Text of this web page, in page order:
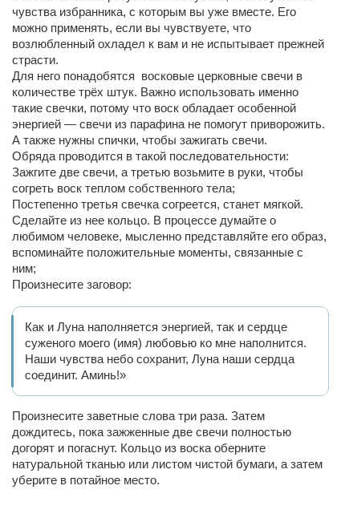
чувства избранника, с которым вы уже вместе. Его
можно применять, если вы чувствуете, что
возлюбленный охладел к вам и не испытывает прежней
страсти.
Для него понадобятся восковые церковные свечи в
количестве трёх штук. Важно использовать именно
такие свечки, потому что воск обладает особенной
энергией — свечи из парафина не помогут приворожить.
А также нужны спички, чтобы зажигать свечи.
Обряда проводится в такой последовательности:
Зажгите две свечи, а третью возьмите в руки, чтобы
согреть воск теплом собственного тела;
Постепенно третья свечка согреется, станет мягкой.
Сделайте из нее кольцо. В процессе думайте о
любимом человеке, мысленно представляйте его образ,
вспоминайте положительные моменты, связанные с
ним;
Произнесите заговор:
Как и Луна наполняется энергией, так и сердце
суженого моего (имя) любовью ко мне наполнится.
Наши чувства небо сохранит, Луна наши сердца
соединит. Аминь!»
Произнесите заветные слова три раза. Затем
дождитесь, пока зажженные две свечи полностью
догорят и погаснут. Кольцо из воска оберните
натуральной тканью или листом чистой бумаги, а затем
уберите в потайное место.